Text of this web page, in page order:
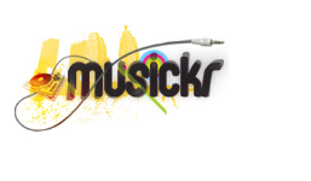
contenuto